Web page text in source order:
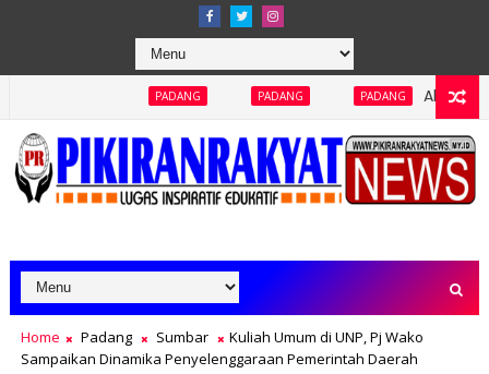
PADANG PADANG Abaikan
Home Padang Sumbar
Kuliah Umum di UNP, Pj Wako
Sampaikan Dinamika Penyelenggaraan Pemerintah Daerah